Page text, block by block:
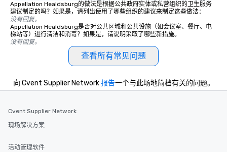
who leads the group
fascinating stories.
experiences offer the
several renowned
Appellation Healdsburg的做法是根据公共政府实体或私营组织的卫生服务
建议制定的吗？如果是，请列出使用了哪些组织的建议来制定这些做法：
没有回复。
Appellation Healdsburg是否对公共区域和公共设施（如会议室、餐厅、电
梯站等）进行清洁和消毒？如果是，请说明采取了哪些新措施。
没有回复。
查看所有常见问题
向 Cvent Supplier Network报告一个与此场地简档有关的问题。
Cvent Supplier Network
现场解决方案
活动管理软件